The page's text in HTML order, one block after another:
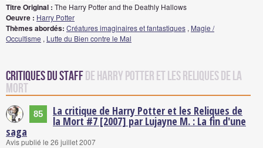
Titre Original : The Harry Potter and the Deathly Hallows
Oeuvre : Harry Potter
Thèmes abordés: Créatures imaginaires et fantastiques , Magie /
Occultisme , Lutte du Bien contre le Mal
Critiques du staffde Harry Potter et les Reliques de la
Mort
85 La critique de Harry Potter et les Reliques de
la Mort #7 [2007] par Lujayne M. : La fin d'une
saga
Avis publié le 26 juillet 2007